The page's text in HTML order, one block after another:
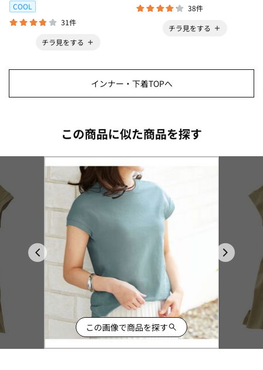
COOL
31件
チラ見をする
38件
チラ見をする
インナー・下着TOPへ
この商品に似た商品を探す
この画像で商品を探す